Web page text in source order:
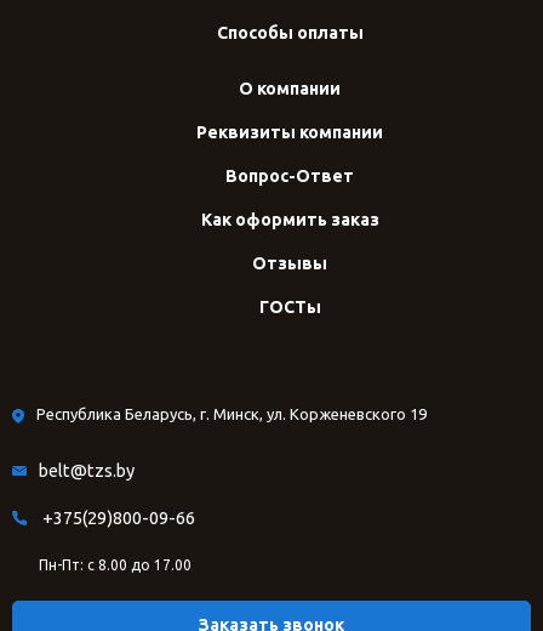
Способы оплаты
О компании
Реквизиты компании
Вопрос-Ответ
Как оформить заказ
Отзывы
ГОСТы
Республика Беларусь, г. Минск, ул. Корженевского 19
belt@tzs.by
+375(29)800-09-66
Пн-Пт: с 8.00 до 17.00
Заказать звонок